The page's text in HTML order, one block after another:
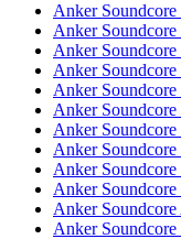
Anker Soundcore
Anker
Anker
Anker
Anker
Anker
Anker Soundcore
Anker
Anker Soundcore
Anker Soundcore
Anker
Anker